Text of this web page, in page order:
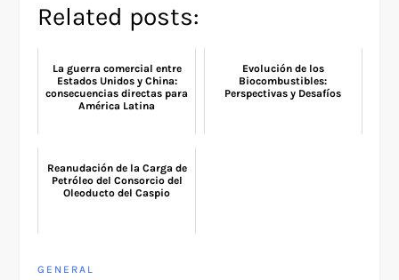
Related posts:
La guerra comercial entre
Estados Unidos y China:
consecuencias directas para
América Latina
Evolución de los
Biocombustibles:
Perspectivas y Desafíos
Reanudación de la Carga de
Petróleo del Consorcio del
Oleoducto del Caspio
GENERAL